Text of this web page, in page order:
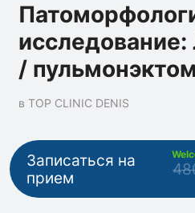
/
в TOP CLINIC DENIS
Записаться на
прием